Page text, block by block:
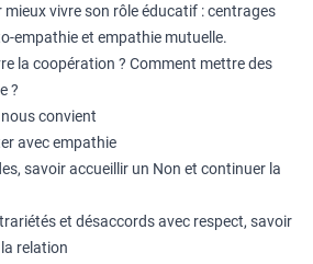
mieux vivre son rôle éducatif : centrages
empathie et empathie mutuelle.
la coopération ? Comment mettre des
?
convient
avec empathie
savoir accueillir un Non et continuer la
et désaccords avec respect, savoir
relation